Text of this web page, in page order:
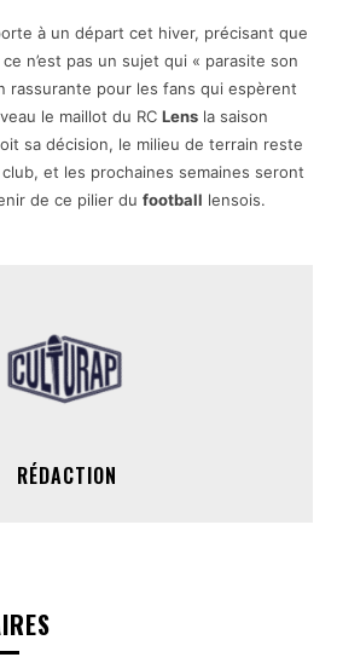
à un départ cet hiver, précisant que
ce n’est pas un sujet qui « parasite son
rassurante pour les fans qui espèrent
le maillot du RC Lens la saison
sa décision, le milieu de terrain reste
et les prochaines semaines seront
de ce pilier du football lensois.
RÉDACTION